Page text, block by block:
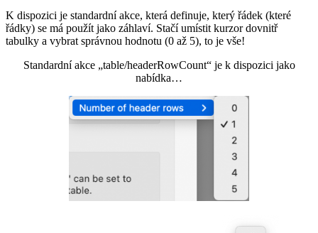
K dispozici je standardní akce, která definuje, který řádek (které
řádky) se má použít jako záhlaví. Stačí umístit kurzor dovnitř
tabulky a vybrat správnou hodnotu (0 až 5), to je vše!
Standardní akce „table/headerRowCount“ je k dispozici jako
nabídka…